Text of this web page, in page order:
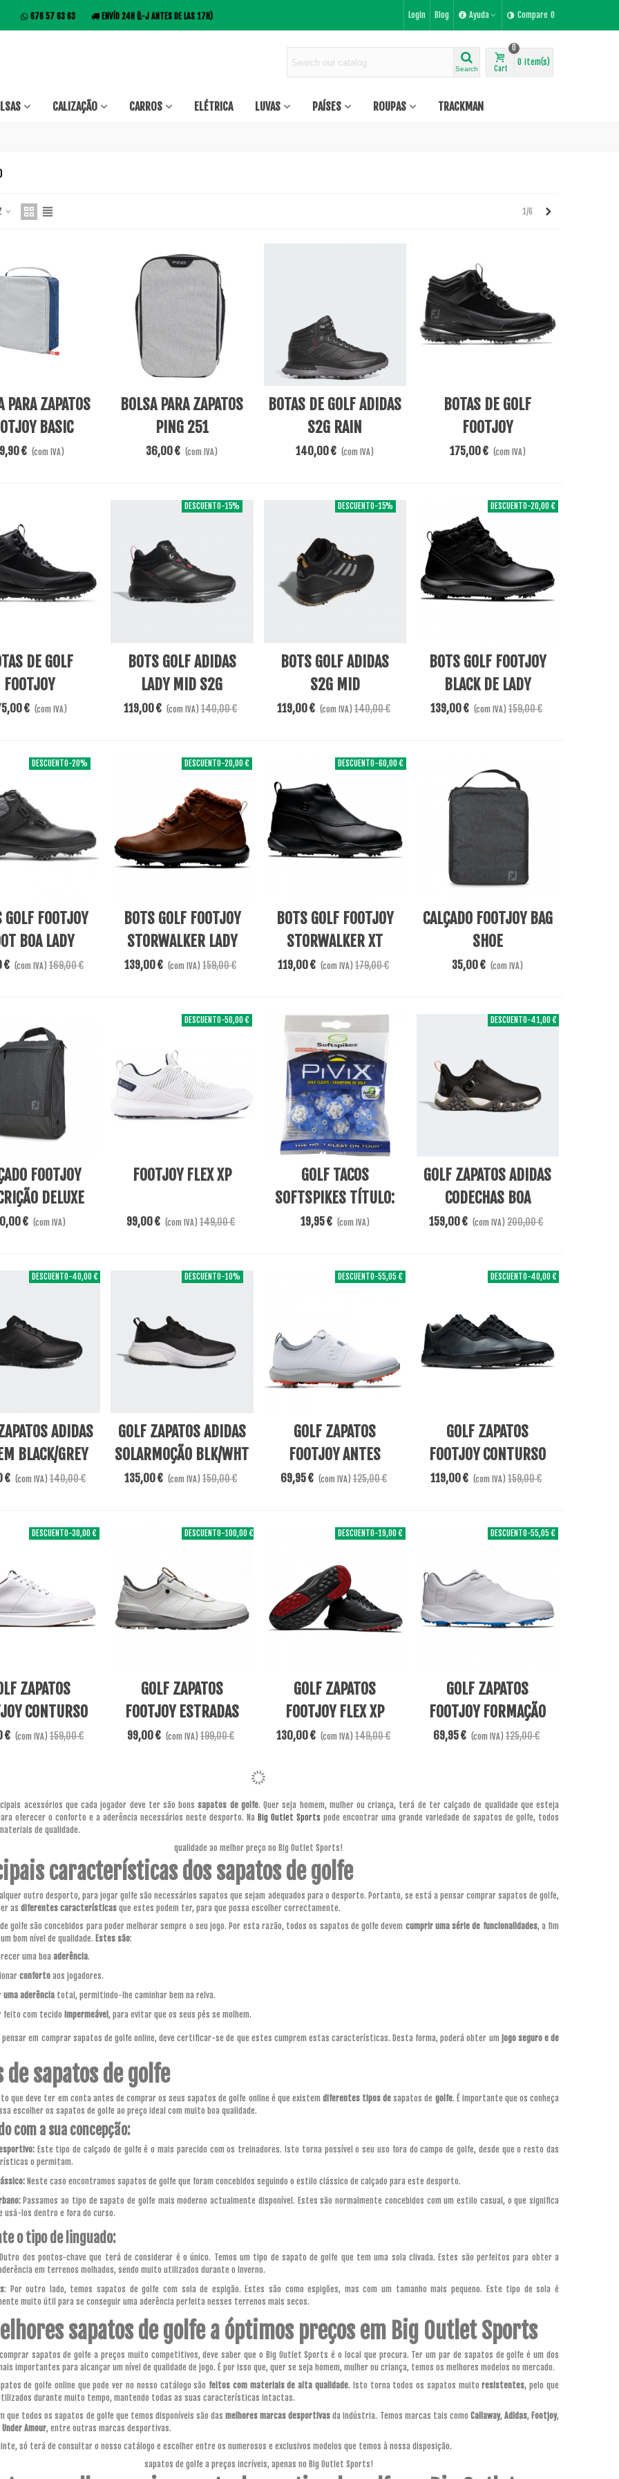
676 57 63 63 ENVÍO 24H (L-J ANTES DE LAS 17H) Login Blog Ayuda Compare 0
Search Cart
0
0 item(s)
CALIZAÇÃO CARROS ELÉTRICA LUVAS PAÍSES ROUPAS TRACKMAN
1/6
Ao Carrinho
PARA ZAPATOS
BASIC
€ (com IVA)
Adicionar Ao Carrinho
BOLSA PARA ZAPATOS
PING 251
36,00 € (com IVA)
View More
BOTAS DE GOLF ADIDAS
S2G RAIN
140,00 € (com IVA)
Adicionar Ao Carrinho
BOTAS DE GOLF
FOOTJOY
STORMWALKER LADY
175,00 € (com IVA)
Ao Carrinho
DE GOLF
FOOTJOY
NEGRO
€ (com IVA)
DESCUENTO-15%
Adicionar Ao Carrinho
BOTS GOLF ADIDAS
LADY MID S2G
119,00 € (com IVA) 140,00 €
DESCUENTO-15%
View More
BOTS GOLF ADIDAS
S2G MID
119,00 € (com IVA) 140,00 €
DESCUENTO-20,00 €
Adicionar Ao Carrinho
BOTS GOLF FOOTJOY
BLACK DE LADY
139,00 € (com IVA) 159,00 €
DESCUENTO-20%
GOLF FOOTJOY
BOA LADY
€ (com IVA) 169,00 €
DESCUENTO-20,00 €
View More
BOTS GOLF FOOTJOY
STORWALKER LADY
BROWN
139,00 € (com IVA) 159,00 €
DESCUENTO-60,00 €
Adicionar Ao Carrinho
BOTS GOLF FOOTJOY
STORWALKER XT
BLACK SHROUD
119,00 € (com IVA) 179,00 €
Adicionar Ao Carrinho
CALÇADO FOOTJOY BAG
SHOE
35,00 € (com IVA)
Ao CarrinhoFOOTJOY
DELUXE
SHOE BAG
€ (com IVA)
DESCUENTO-50,00 €
View More
FOOTJOY FLEX XP
99,00 € (com IVA) 149,00 €
Adicionar Ao Carrinho
GOLF TACOS
SOFTSPIKES TÍTULO:
PIVIX FAST TWIST 3.0
19,95 € (com IVA)
DESCUENTO-41,00 €
View More
GOLF ZAPATOS ADIDAS
CODECHAS BOA
159,00 € (com IVA) 200,00 €
DESCUENTO-40,00 €
ADIDAS
BLACK/GREY
€ (com IVA) 140,00 €
DESCUENTO-10%
Adicionar Ao Carrinho
GOLF ZAPATOS ADIDAS
SOLARMOÇÃO BLK/WHT
135,00 € (com IVA) 150,00 €
DESCUENTO-55,05 €
View More
GOLF ZAPATOS
FOOTJOY ANTES
69,95 € (com IVA) 125,00 €
DESCUENTO-40,00 €
View More
GOLF ZAPATOS
FOOTJOY CONTURSO
119,00 € (com IVA) 159,00 €
DESCUENTO-30,00 €
ZAPATOS
CONTURSO
€ (com IVA) 159,00 €
DESCUENTO-100,00 €
View More
GOLF ZAPATOS
FOOTJOY ESTRADAS
99,00 € (com IVA) 199,00 €
DESCUENTO-19,00 €
View More
GOLF ZAPATOS
FOOTJOY FLEX XP
PRETO / VERMELHO
130,00 € (com IVA) 149,00 €
DESCUENTO-55,05 €
View More
GOLF ZAPATOS
FOOTJOY FORMAÇÃO
69,95 € (com IVA) 125,00 €
acessórios que cada jogador deve ter são bonssapatos de golfe. Quer seja homem, mulher ou criança, terá de ter calçado de qualidade que esteja
oferecer o conforto e a aderência necessários neste desporto. Na Big Outlet Sports pode encontrar uma grande variedade de sapatos de golfe, todos
de qualidade.
qualidade ao melhor preço no Big Outlet Sports!
características dos sapatos de golfe
outro desporto, para jogar golfe são necessários sapatos que sejam adequados para o desporto. Portanto, se está a pensar comprar sapatos de golfe,
as diferentes características que estes podem ter, para que possa escolher correctamente.
golfe são concebidos para poder melhorar sempre o seu jogo. Por esta razão, todos os sapatos de golfe devem cumprir uma série de funcionalidades, a fim
bom nível de qualidade. Estes são:
uma boa aderência.
conforto aos jogadores.
uma aderência total, permitindo-lhe caminhar bem na relva.
feito com tecido impermeável, para evitar que os seus pés se molhem.
pensar em comprar sapatos de golfe online, deve certificar-se de que estes cumprem estas características. Desta forma, poderá obter um jogo seguro e de
de sapatos de golfe
que deve ter em conta antes de comprar os seus sapatos de golfe online é que existem diferentes tipos de sapatos de golfe. É importante que os conheça
escolher os sapatos de golfe ao preço ideal com muito boa qualidade.
com a sua concepção:
Este tipo de calçado de golfe é o mais parecido com os treinadores. Isto torna possível o seu uso fora do campo de golfe, desde que o resto das
o permitam.
Neste caso encontramos sapatos de golfe que foram concebidos seguindo o estilo clássico de calçado para este desporto.
Passamos ao tipo de sapato de golfe mais moderno actualmente disponível. Estes são normalmente concebidos com um estilo casual, o que significa
usá-los dentro e fora do curso.
o tipo de linguado:
Outro dos pontos-chave que terá de considerar é o único. Temos um tipo de sapato de golfe que tem uma sola clivada. Estes são perfeitos para obter a
em terrenos molhados, sendo muito utilizados durante o Inverno.
: Por outro lado, temos sapatos de golfe com sola de espigão. Estes são como espigões, mas com um tamanho mais pequeno. Este tipo de sola é
muito útil para se conseguir uma aderência perfeita nesses terrenos mais secos.
sapatos de golfe a óptimos preços em Big Outlet Sports
sapatos de golfe a preços muito competitivos, deve saber que o Big Outlet Sports é o local que procura. Ter um par de sapatos de golfe é um dos
importantes para alcançar um nível de qualidade de jogo. É por isso que, quer se seja homem, mulher ou criança, temos os melhores modelos no mercado.
de golfe online que pode ver no nosso catálogo são feitos com materiais de alta qualidade. Isto torna todos os sapatos muitoresistentes, pelo que
durante muito tempo, mantendo todas as suas características intactas.
que todos os sapatos de golfe que temos disponíveis são dasmelhores marcas desportivas da indústria. Temos marcas tais como Callaway, Adidas, Footjoy,
Under Amour, entre outras marcas desportivas.
só terá de consultar o nosso catálogo e escolher entre os numerosos e exclusivos modelos que temos à nossa disposição.
sapatos de golfe a preços incríveis, apenas no Big Outlet Sports!